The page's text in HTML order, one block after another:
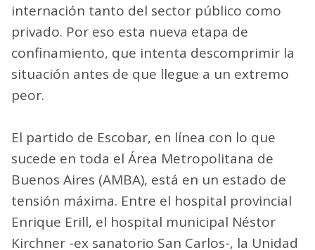
internación tanto del sector público como
privado. Por eso esta nueva etapa de
confinamiento, que intenta descomprimir la
situación antes de que llegue a un extremo
peor.
El partido de Escobar, en línea con lo que
sucede en toda el Área Metropolitana de
Buenos Aires (AMBA), está en un estado de
tensión máxima. Entre el hospital provincial
Enrique Erill, el hospital municipal Néstor
Kirchner -ex sanatorio San Carlos-, la Unidad